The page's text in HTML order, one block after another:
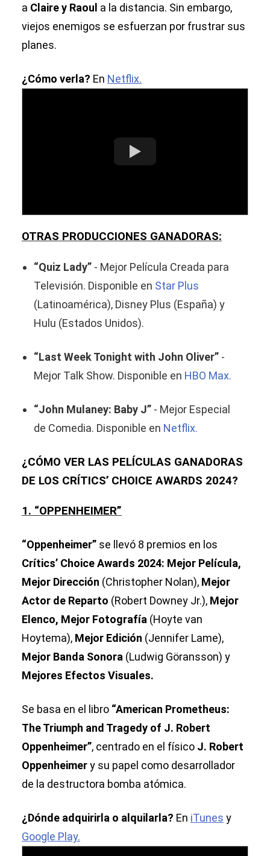
a Claire y Raoul a la distancia. Sin embargo,
viejos enemigos se esfuerzan por frustrar sus
planes.
¿Cómo verla? En Netflix.
OTRAS PRODUCCIONES GANADORAS:
“Quiz Lady” - Mejor Película Creada para
Televisión. Disponible en Star Plus
(Latinoamérica), Disney Plus (España) y
Hulu (Estados Unidos).
“Last Week Tonight with John Oliver” -
Mejor Talk Show. Disponible en HBO Max.
“John Mulaney: Baby J” - Mejor Especial
de Comedia. Disponible en Netflix.
¿CÓMO VER LAS PELÍCULAS GANADORAS
DE LOS CRÍTICS’ CHOICE AWARDS 2024?
1. “OPPENHEIMER”
“Oppenheimer” se llevó 8 premios en los
Crítics’ Choice Awards 2024: Mejor Película,
Mejor Dirección (Christopher Nolan), Mejor
Actor de Reparto (Robert Downey Jr.), Mejor
Elenco, Mejor Fotografía (Hoyte van
Hoytema), Mejor Edición (Jennifer Lame),
Mejor Banda Sonora (Ludwig Göransson) y
Mejores Efectos Visuales.
Se basa en el libro “American Prometheus:
The Triumph and Tragedy of J. Robert
Oppenheimer”, centrado en el físico J. Robert
Oppenheimery su papel como desarrollador
de la destructora bomba atómica.
¿Dónde adquirirla o alquilarla? En iTunes y
Google Play.